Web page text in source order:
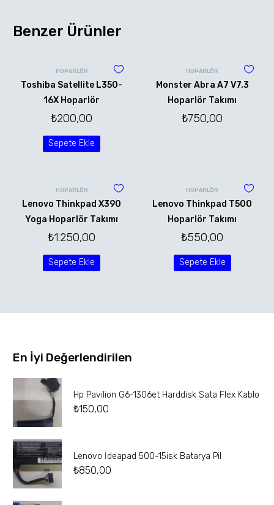
Benzer Ürünler
HOPARLÖR
Toshiba Satellite L350-
16X Hoparlör
₺200,00
Sepete Ekle
HOPARLÖR
Monster Abra A7 V7.3
Hoparlör Takımı
₺750,00
HOPARLÖR
Lenovo Thinkpad X390
Yoga Hoparlör Takımı
₺1.250,00
Sepete Ekle
HOPARLÖR
Lenovo Thinkpad T500
Hoparlör Takımı
₺550,00
Sepete Ekle
En İyi Değerlendirilen
Hp Pavilion G6-1306et Harddisk Sata Flex Kablo
₺150,00
Lenovo İdeapad 500-15isk Batarya Pil
₺850,00